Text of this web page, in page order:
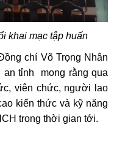
khai mạc tập huấn
chí Võ Trọng Nhân
an tỉnh mong rằng qua
viên chức, người lao
kiến thức và kỹ năng
trong thời gian tới.